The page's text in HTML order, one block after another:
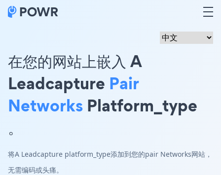
在您的网站上嵌入 A
Leadcapture Pair
Networks Platform_type
。
将A Leadcapture platform_type添加到您的pair Networks网站，
无需编码或头痛。